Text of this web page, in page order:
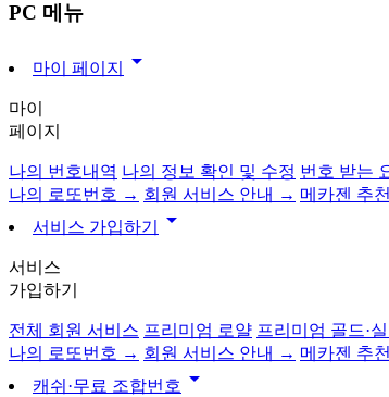
PC 메뉴
마이 페이지 arrow_drop_down
마이
페이지
나의 번호내역 나의 정보 확인 및 수정 번호 받는
나의 로또번호 → 회원 서비스 안내 → 메카젠 추
서비스 가입하기
arrow_drop_down
서비스
가입하기
전체 회원 서비스 프리미엄 로얄 프리미엄 골드·실
나의 로또번호 → 회원 서비스 안내 → 메카젠 추
캐쉬·무료 조합번호 arrow_drop_down